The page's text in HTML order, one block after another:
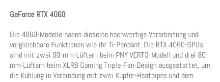
GeForce RTX 4060
Die 4060-Modelle haben dieselbe hochwertige Verarbeitung und
vergleichbare Funktionen wie ihr Ti-Pendant. Die RTX 4060-GPUs
sind mit zwei 90-mm-Lüftern beim PNY VERTO-Modell und drei 80-
mm-Lüftern beim XLR8 Gaming Triple-Fan-Design ausgestattet, um
die Kühlung in Verbindung mit zwei Kupfer-Heatpipes und dem